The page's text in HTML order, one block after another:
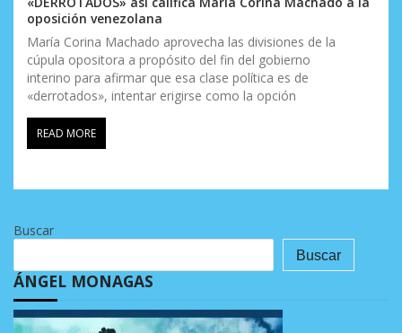
oposición venezolana
María Corina Machado aprovecha las divisiones de la
cúpula opositora a propósito del fin del gobierno
interino para afirmar que esa clase política es de
«derrotados», intentar erigirse como la opción
READ MORE
Buscar
Buscar
ÁNGEL MONAGAS